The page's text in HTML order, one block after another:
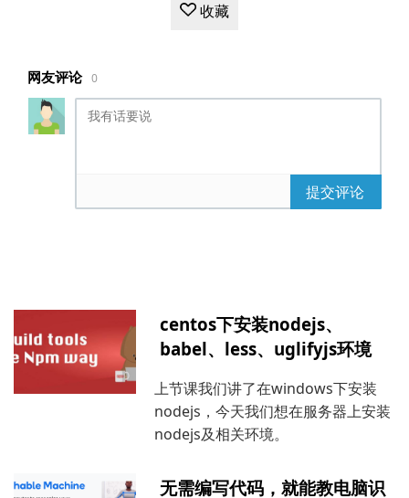
收藏
网友评论 0
提交评论
centos下安装nodejs、
babel、less、uglifyjs环境
上节课我们讲了在windows下安装
nodejs，今天我们想在服务器上安装
nodejs及相关环境。
无需编写代码，就能教电脑识